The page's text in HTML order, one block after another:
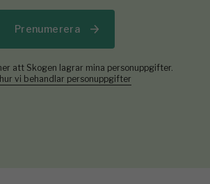
Prenumerera
att Skogen lagrar mina personuppgifter.
vi behandlar personuppgifter